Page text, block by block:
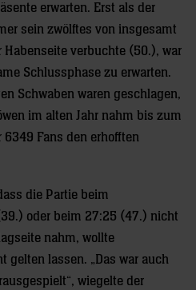
erwarten. Erst als der
sein zwölftes von insgesamt
Habenseite verbuchte (50.), war
Schlussphase zu erwarten.
Schwaben waren geschlagen,
im alten Jahr nahm bis zum
6349 Fans den erhofften
die Partie beim
oder beim 27:25 (47.) nicht
nahm, wollte
gelten lassen. „Das war auch
wiegelte der